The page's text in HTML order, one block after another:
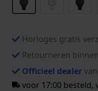
Horloges gratis
Retourneren
Officieel dealer
voor 17:00 besteld,